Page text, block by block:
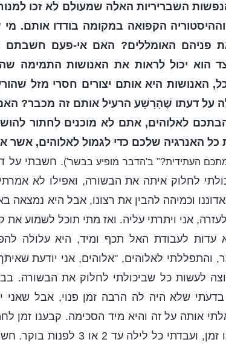
השבריריות האלה שמעולם לא זכו
הקפואה במקומה בודדו אותם.
פניהם האומללים? האם אי-פעם חשבתם
הוא יכול לראות את האנושות התמימה
האנושות היא אותם יצורים חסרי מזל
על דעתו שֶׁהָרָשָׁע הרעיל אותם זה מכבר?
לאלוהים, אתם לא מוכנים לחתור
האנרגיה שלכם כדי לגמול לאלוהים, אשר
העתידית?" ב'הדבר מופיע בבשר'). חשבתי על
לחלוק איתה את הבשורה, ואפילו לא
וכמיהה להבין את רצונו, אבל היא נמצאה
אני ויתרתי עליה. ואז מתי תוכל לשמוע
לעבודת האל תכף ומיד, היא עלולה
והתפללתי לאלוהים, "אלוהים, אני יודעת
לעשות כל שביכולתי לחלוק את הבשורה.
שלא היה לה הרבה זמן פנוי, אבל שאני
אותה על זה והיא מיד הסכימה. קבענו זמן
הייתי עסוקה מאוד בחובתי באותו זמן,